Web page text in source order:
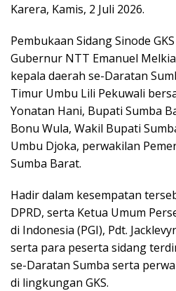
Karera, Kamis, 2 Juli 2026.
Pembukaan Sidang Sinode
Gubernur NTT Emanuel
kepala daerah se-Daratan
Timur Umbu Lili Pekuwali
Yonatan Hani, Bupati Sumba
Bonu Wula, Wakil Bupati
Umbu Djoka, perwakilan
Sumba Barat.
Hadir dalam kesempatan
DPRD, serta Ketua Umum
di Indonesia (PGI), Pdt.
serta para peserta sidang
se-Daratan Sumba serta
di lingkungan GKS.